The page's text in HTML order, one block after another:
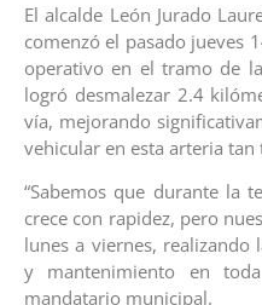
El alcalde León Jurado
comenzó el pasado jueves
operativo en el tramo de
logró desmalezar 2.4
vía, mejorando
vehicular en esta arteria tan
“Sabemos que durante la
crece con rapidez, pero
lunes a viernes, realizando
y mantenimiento en
mandatario municipal.